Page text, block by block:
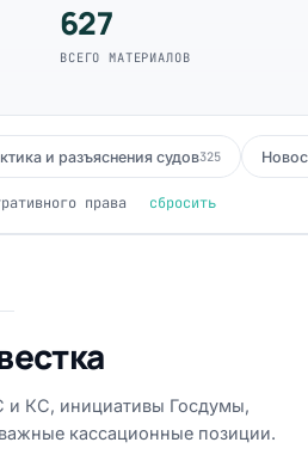
627
ВСЕГО МАТЕРИАЛОВ
и разъяснения судов325
права сбросить
и КС, инициативы Госдумы,
кассационные позиции.